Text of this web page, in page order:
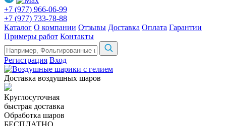
+7 (977) 966-06-99
+7 (977) 733-78-88
Каталог О компании Отзывы Доставка Оплата Гарантии
Примеры работ Контакты
Регистрация Вход
Доставка воздушных шаров
Круглосуточная
быстрая доставка
Обработка шаров
БЕСПЛАТНО